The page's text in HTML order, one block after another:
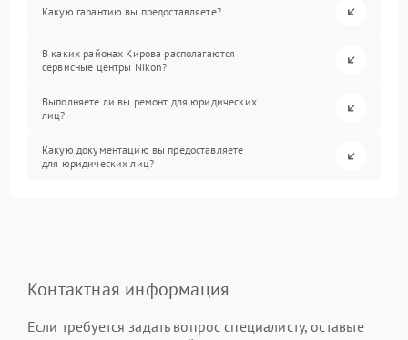
Какую гарантию вы предоставляете?
В каких районах Кирова располагаются
сервисные центры Nikon?
Выполняете ли вы ремонт для юридических
лиц?
Какую документацию вы предоставляете
для юридических лиц?
Контактная информация
Если требуется задать вопрос специалисту, оставьте